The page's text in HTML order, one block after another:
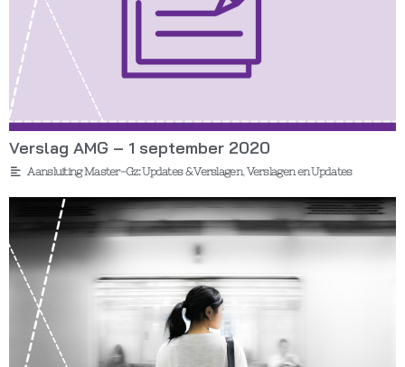
Verslag AMG – 1 september 2020
Aansluiting Master-Gz: Updates & Verslagen,Verslagen en Updates